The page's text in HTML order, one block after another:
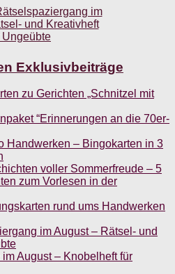
Exklusivbeiträge
zu Gerichten „Schnitzel mit
“Erinnerungen an die 70er-
Handwerken – Bingokarten in 3
voller Sommerfreude – 5
zum Vorlesen in der
rund ums Handwerken
im August – Rätsel- und
August – Knobelheft für